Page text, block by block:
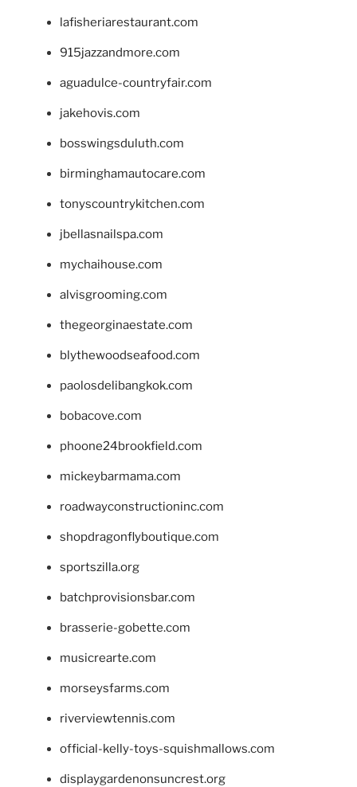
lafisheriarestaurant.com
915jazzandmore.com
aguadulce-countryfair.com
jakehovis.com
bosswingsduluth.com
birminghamautocare.com
tonyscountrykitchen.com
jbellasnailspa.com
mychaihouse.com
alvisgrooming.com
thegeorginaestate.com
blythewoodseafood.com
paolosdelibangkok.com
bobacove.com
phoone24brookfield.com
mickeybarmama.com
roadwayconstructioninc.com
shopdragonflyboutique.com
sportszilla.org
batchprovisionsbar.com
brasserie-gobette.com
musicrearte.com
morseysfarms.com
riverviewtennis.com
official-kelly-toys-squishmallows.com
displaygardenonsuncrest.org